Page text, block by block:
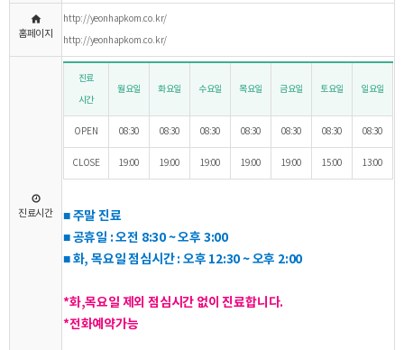
홈페이지
http://yeonhapkom.co.kr/
http://yeonhapkom.co.kr/
진료시간
진료
시간
월요일 화요일 수요일 목요일 금요일 토요일 일요일
OPEN 08:30 08:30 08:30 08:30 08:30 08:30 08:30
CLOSE 19:00 19:00 19:00 19:00 19:00 15:00 13:00
■ 주말 진료
■ 공휴일 : 오전 8:30 ~ 오후 3:00
■ 화, 목요일 점심시간 : 오후 12:30 ~ 오후 2:00
*화,목요일 제외 점심시간 없이 진료합니다.
*전화예약가능